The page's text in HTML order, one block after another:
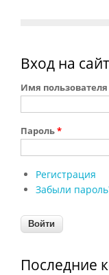
Вход на сайт
Имя пользователя
Пароль*
Регистрация
Забыли
Последние